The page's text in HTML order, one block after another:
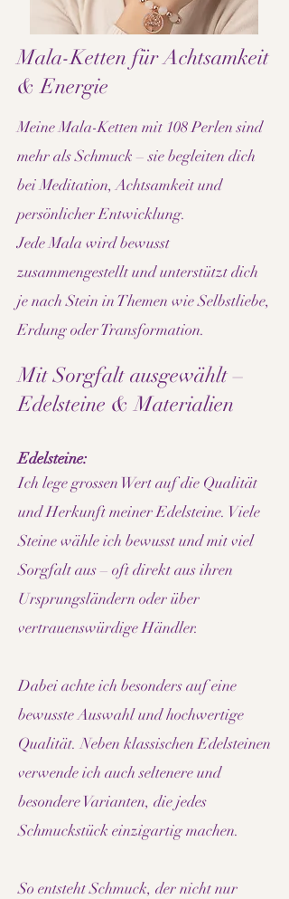
Mala-Ketten für Achtsamkeit
& Energie​
Meine Mala-Ketten mit 108 Perlen sind
mehr als Schmuck – sie begleiten dich
bei Meditation, Achtsamkeit und
persönlicher Entwicklung.
Jede Mala wird bewusst
zusammengestellt und unterstützt dich
je nach Stein in Themen wie Selbstliebe,
Erdung oder Transformation.
Mit Sorgfalt ausgewählt –
Edelsteine & Materialien
Edelsteine:
Ich lege grossen Wert auf die Qualität
und Herkunft meiner Edelsteine. Viele
Steine wähle ich bewusst und mit viel
Sorgfalt aus – oft direkt aus ihren
Ursprungsländern oder über
vertrauenswürdige Händler.
Dabei achte ich besonders auf eine
bewusste Auswahl und hochwertige
Qualität. Neben klassischen Edelsteinen
verwende ich auch seltenere und
besondere Varianten, die jedes
Schmuckstück einzigartig machen.
So entsteht Schmuck, der nicht nur